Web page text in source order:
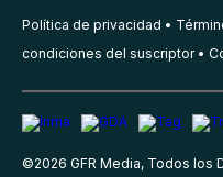
Política de privacidad
condiciones del suscriptor
©2026 GFR Media, Todos los